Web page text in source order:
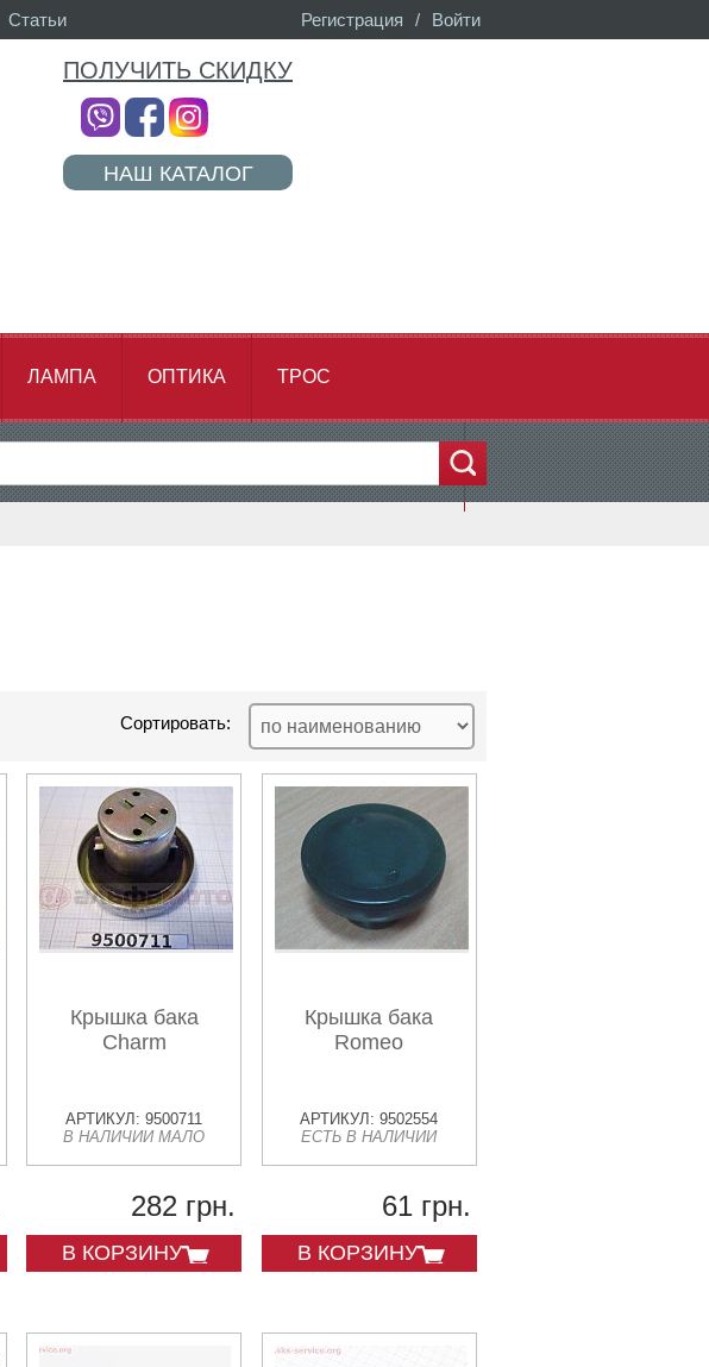
Статьи Войти
/
Регистрация
ПОЛУЧИТЬ СКИДКУ
НАШ КАТАЛОГ
ЛАМПА ОПТИКА ТРОС
...
Сортировать:
Крышка бака
Charm
АРТИКУЛ: 9500711
В НАЛИЧИИ МАЛО
282 грн.
В КОРЗИНУ
Крышка бака
Romeo
АРТИКУЛ: 9502554
ЕСТЬ В НАЛИЧИИ
61 грн.
В КОРЗИНУ